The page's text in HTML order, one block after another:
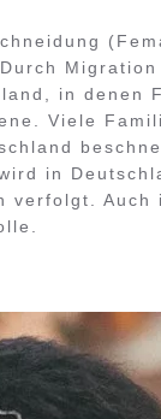
Migration
in denen
Viele
in
verfolgt. Auch